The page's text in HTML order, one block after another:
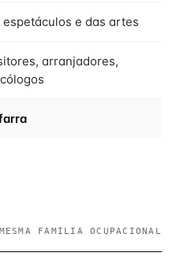
e das artes
arranjadores,
MESMA FAMÍLIA OCUPACIONAL